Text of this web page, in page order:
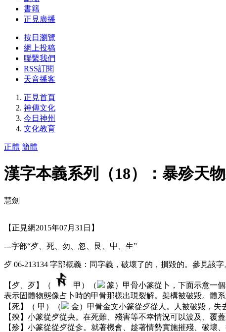
書籍
正見廣播
按日瀏覽
網上投稿
聯繫我們
RSS訂閱
天音播客
正見首頁
神傳文化
今日神州
文化教育
正體 簡體
漢字本義系列（18）：暴殄天
慧劍
【正見網2015年07月31日】
---字部“歺、死、勿、忽、艮、屮、生”
歺 06-213134 字部概義：同字義，破壞了的，損毀的。參見該字
【歺、歹】（ 甲）（
篆）甲骨小篆從卜，下面示意一
表示固體物態像占卜時的甲骨那樣出現裂解。架構被破毀。體系
【死】（ 甲）（
金）甲骨金文小篆從歺從人。人被破毀，失
【殃】小篆從歺從央。在死難、殘害等不幸情況可以波及、覆
【殄】小篆從從歺從㐱。就著機會、趁著情勢實施摧殘、破壞